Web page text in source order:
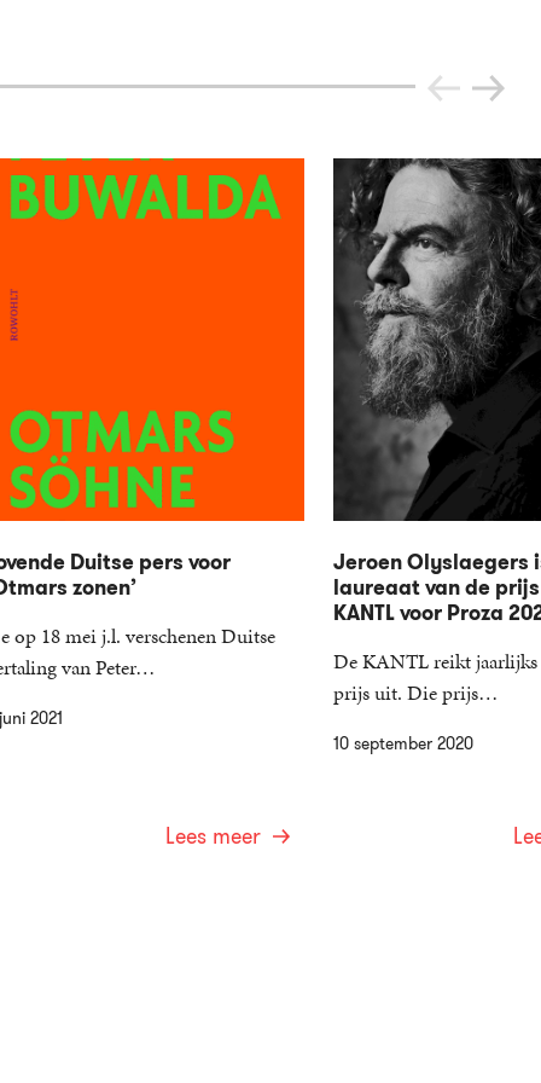
2021
Duitse pers voor
zonen’
op 18 mei j.l. verschenen Duitse
van Peter…
Lees meer
10 september 2020
Jeroen Olyslaegers
laureaat van de
KANTL voor Proza
De KANTL reikt jaarlijks
prijs uit. Die prijs…